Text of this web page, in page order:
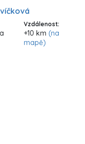
Vzdálenost:
+10 km (na
mapě)